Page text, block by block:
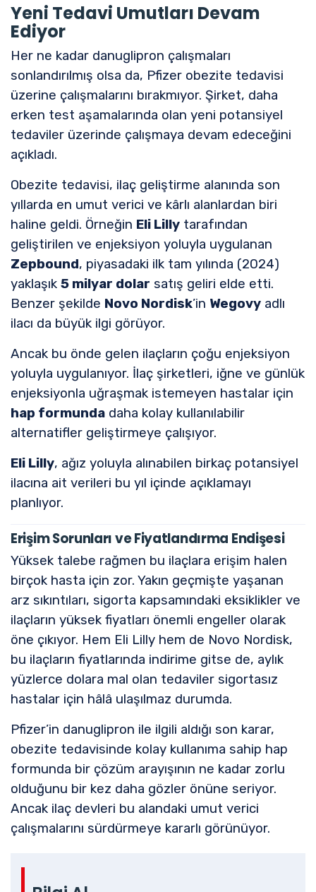
Yeni Tedavi Umutları Devam
Ediyor
Her ne kadar danuglipron çalışmaları
sonlandırılmış olsa da, Pfizer obezite tedavisi
üzerine çalışmalarını bırakmıyor. Şirket, daha
erken test aşamalarında olan yeni potansiyel
tedaviler üzerinde çalışmaya devam edeceğini
açıkladı.
Obezite tedavisi, ilaç geliştirme alanında son
yıllarda en umut verici ve kârlı alanlardan biri
haline geldi. Örneğin Eli Lilly tarafından
geliştirilen ve enjeksiyon yoluyla uygulanan
Zepbound, piyasadaki ilk tam yılında (2024)
yaklaşık 5 milyar dolar satış geliri elde etti.
Benzer şekilde Novo Nordisk’in Wegovy adlı
ilacı da büyük ilgi görüyor.
Ancak bu önde gelen ilaçların çoğu enjeksiyon
yoluyla uygulanıyor. İlaç şirketleri, iğne ve günlük
enjeksiyonla uğraşmak istemeyen hastalar için
hap formunda daha kolay kullanılabilir
alternatifler geliştirmeye çalışıyor.
Eli Lilly, ağız yoluyla alınabilen birkaç potansiyel
ilacına ait verileri bu yıl içinde açıklamayı
planlıyor.
Erişim Sorunları ve Fiyatlandırma Endişesi
Yüksek talebe rağmen bu ilaçlara erişim halen
birçok hasta için zor. Yakın geçmişte yaşanan
arz sıkıntıları, sigorta kapsamındaki eksiklikler ve
ilaçların yüksek fiyatları önemli engeller olarak
öne çıkıyor. Hem Eli Lilly hem de Novo Nordisk,
bu ilaçların fiyatlarında indirime gitse de, aylık
yüzlerce dolara mal olan tedaviler sigortasız
hastalar için hâlâ ulaşılmaz durumda.
Pfizer’in danuglipron ile ilgili aldığı son karar,
obezite tedavisinde kolay kullanıma sahip hap
formunda bir çözüm arayışının ne kadar zorlu
olduğunu bir kez daha gözler önüne seriyor.
Ancak ilaç devleri bu alandaki umut verici
çalışmalarını sürdürmeye kararlı görünüyor.